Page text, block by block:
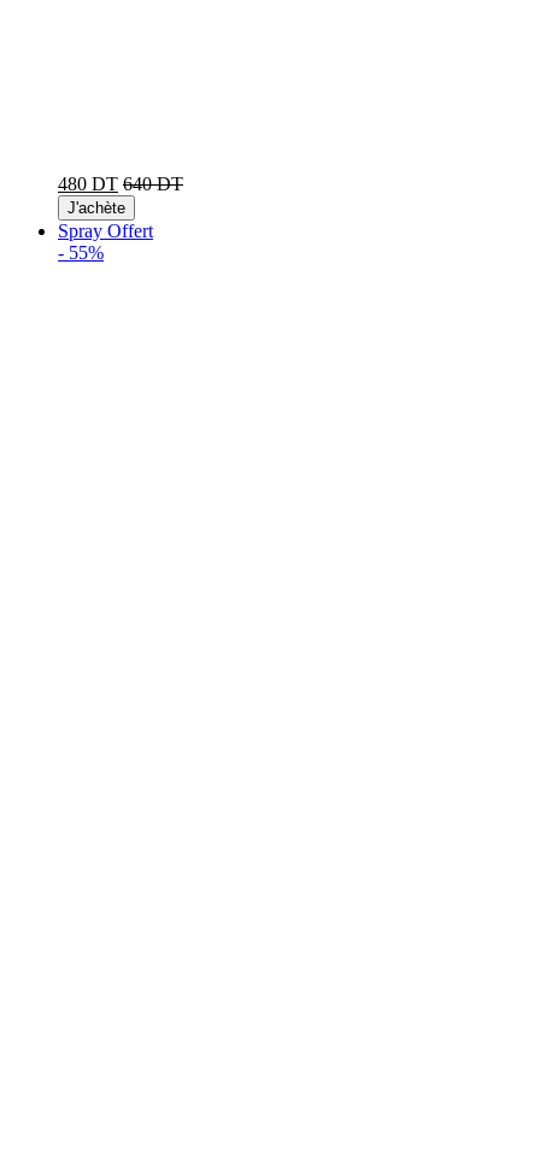
480 DT 640 DT
J'achète
Spray Offert
- 55%